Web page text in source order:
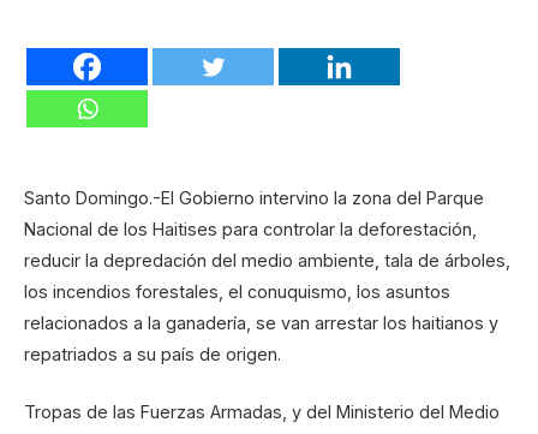
Santo Domingo.-El Gobierno intervino la zona del Parque
Nacional de los Haitises para controlar la deforestación,
reducir la depredación del medio ambiente, tala de árboles,
los incendios forestales, el conuquismo, los asuntos
relacionados a la ganadería, se van arrestar los haitianos y
repatriados a su país de origen.
Tropas de las Fuerzas Armadas, y del Ministerio del Medio